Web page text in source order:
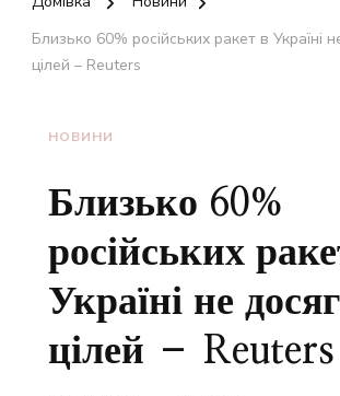
Близько 60% російських ракет в Україні
цілей – Reuters
НОВИНИ
Близько 60%
російських
Україні не
цілей – Reuters